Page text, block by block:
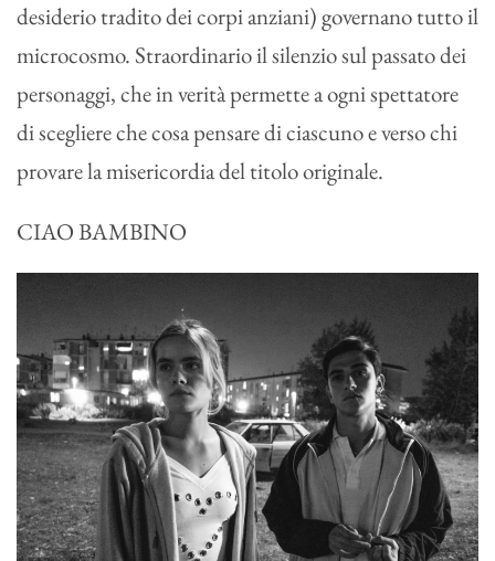
desiderio tradito dei corpi anziani) governano tutto il
microcosmo. Straordinario il silenzio sul passato dei
personaggi, che in verità permette a ogni spettatore
di scegliere che cosa pensare di ciascuno e verso chi
provare la misericordia del titolo originale.
CIAO BAMBINO